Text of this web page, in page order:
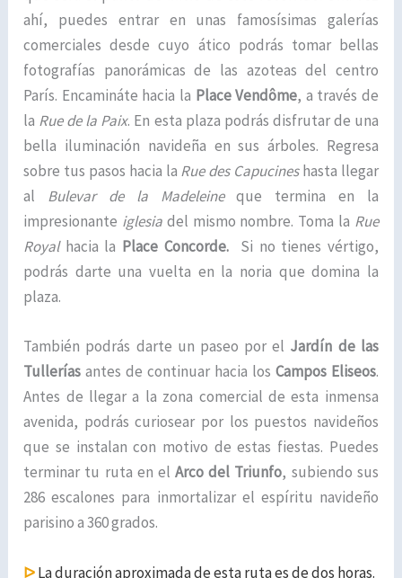
ahí, puedes entrar en unas famosísimas galerías
comerciales desde cuyo ático podrás tomar bellas
fotografías panorámicas de las azoteas del centro
París. Encamináte hacia la Place Vendôme, a través de
la Rue de la Paix. En esta plaza podrás disfrutar de una
bella iluminación navideña en sus árboles. Regresa
sobre tus pasos hacia la Rue des Capucineshasta llegar
al Bulevar de la Madeleineque termina en la
impresionante iglesiadel mismo nombre. Toma la Rue
Royalhacia la Place Concorde. Si no tienes vértigo,
podrás darte una vuelta en la noria que domina la
plaza.
También podrás darte un paseo por el Jardín de las
Tullerías antes de continuar hacia los Campos Eliseos.
Antes de llegar a la zona comercial de esta inmensa
avenida, podrás curiosear por los puestos navideños
que se instalan con motivo de estas fiestas. Puedes
terminar tu ruta en elArco del Triunfo, subiendo sus
286 escalones para inmortalizar el espíritu navideño
parisino a 360 grados.
ᐅLa duración aproximada de esta ruta es de dos horas.